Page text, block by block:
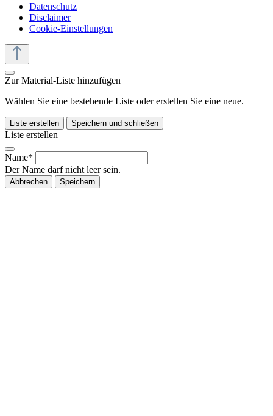
Datenschutz
Disclaimer
Cookie-Einstellungen
Zur Material-Liste hinzufügen
Wählen Sie eine bestehende Liste oder erstellen Sie eine neue.
Liste erstellen Speichern und schließen
Liste erstellen
Name*
Der Name darf nicht leer sein.
Abbrechen Speichern